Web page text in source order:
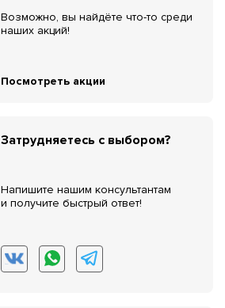
Возможно, вы найдёте что-то среди
наших акций!
Посмотреть акции
Затрудняетесь с выбором?
Напишите нашим консультантам
и получите быстрый ответ!